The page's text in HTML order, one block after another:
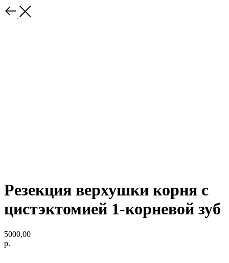
Резекция верхушки корня с
цистэктомией 1-корневой зуб
5000,00
р.